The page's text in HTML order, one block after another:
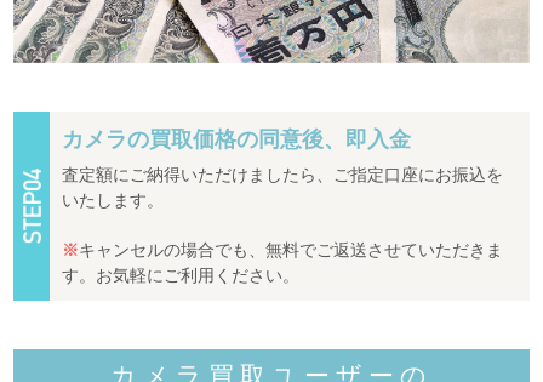
カメラの買取価格の同意後、即入金
査定額にご納得いただけましたら、ご指定口座にお振込を
いたします。
※キャンセルの場合でも、無料でご返送させていただきま
す。お気軽にご利用ください。